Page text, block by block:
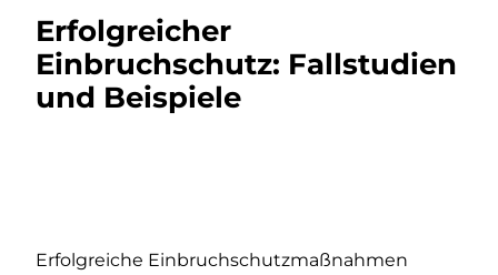
Erfolgreicher
Einbruchschutz: Fallstudien
und Beispiele
Erfolgreiche Einbruchschutzmaßnahmen